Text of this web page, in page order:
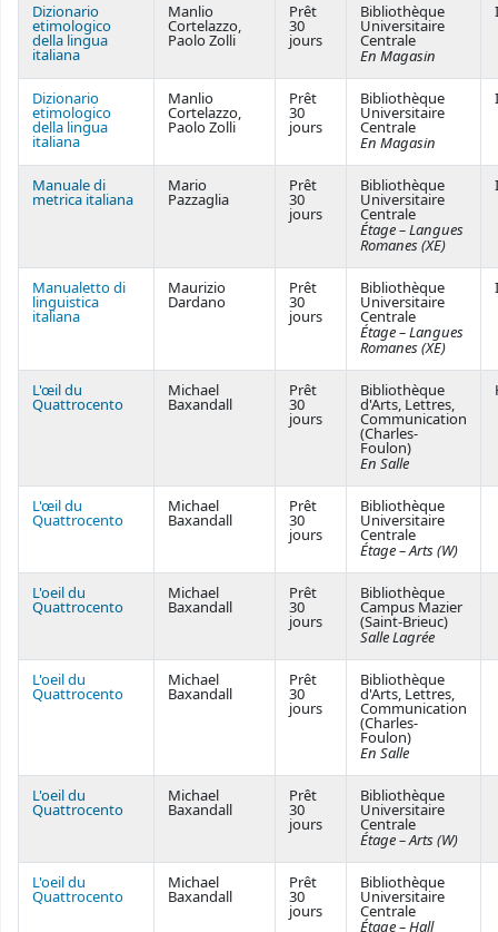
Dizionario
etimologico
della lingua
italiana
Manlio
Cortelazzo,
Paolo Zolli
Prêt
30
jours
Bibliothèque
Universitaire
Centrale
En Magasin
Dizionario
etimologico
della lingua
italiana
Manlio
Cortelazzo,
Paolo Zolli
Prêt
30
jours
Bibliothèque
Universitaire
Centrale
En Magasin
Manuale di
metrica italiana
Mario
Pazzaglia
Prêt
30
jours
Bibliothèque
Universitaire
Centrale
Étage – Langues
Romanes (XE)
Manualetto di
linguistica
italiana
Maurizio
Dardano
Prêt
30
jours
Bibliothèque
Universitaire
Centrale
Étage – Langues
Romanes (XE)
L'œil du
Quattrocento
Michael
Baxandall
Prêt
30
jours
Bibliothèque
d'Arts, Lettres,
Communication
(Charles-
Foulon)
En Salle
L'œil du
Quattrocento
Michael
Baxandall
Prêt
30
jours
Bibliothèque
Universitaire
Centrale
Étage – Arts (W)
L'oeil du
Quattrocento
Michael
Baxandall
Prêt
30
jours
Bibliothèque
Campus Mazier
(Saint-Brieuc)
Salle Lagrée
L'oeil du
Quattrocento
Michael
Baxandall
Prêt
30
jours
Bibliothèque
d'Arts, Lettres,
Communication
(Charles-
Foulon)
En Salle
L'oeil du
Quattrocento
Michael
Baxandall
Prêt
30
jours
Bibliothèque
Universitaire
Centrale
Étage – Arts (W)
L'oeil du
Quattrocento
Michael
Baxandall
Prêt
30
jours
Bibliothèque
Universitaire
Centrale
Étage – Hall